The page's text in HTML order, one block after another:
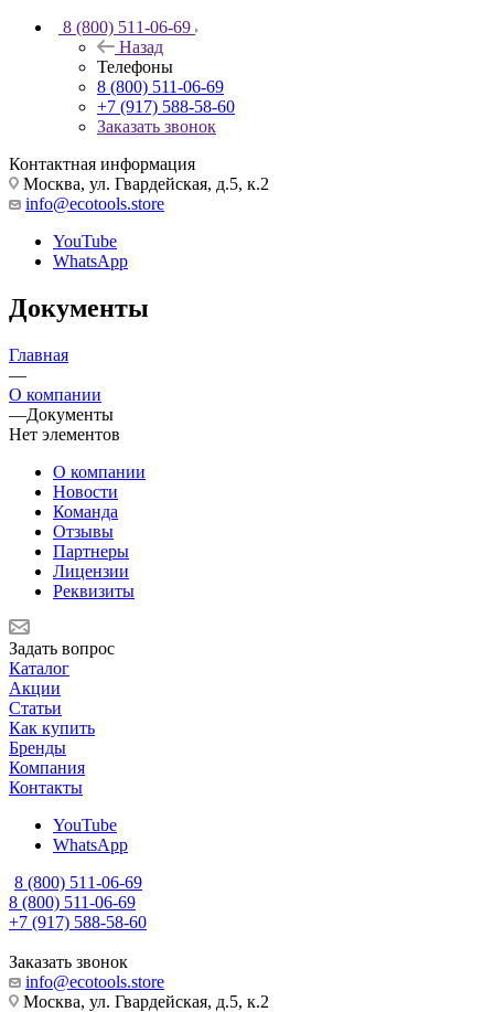
8 (800) 511-06-69
Назад
Телефоны
8 (800) 511-06-69
+7 (917) 588-58-60
Заказать звонок
Контактная информация
Москва, ул. Гвардейская, д.5, к.2
info@ecotools.store
YouTube
WhatsApp
Документы
Главная
—
О компании
—Документы
Нет элементов
О компании
Новости
Команда
Отзывы
Партнеры
Лицензии
Реквизиты
Задать вопрос
Каталог
Акции
Статьи
Как купить
Бренды
Компания
Контакты
YouTube
WhatsApp
8 (800) 511-06-69
8 (800) 511-06-69
+7 (917) 588-58-60
Заказать звонок
info@ecotools.store
Москва, ул. Гвардейская, д.5, к.2